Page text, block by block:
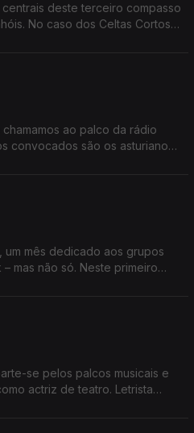
deste terceiro compasso
No caso dos Celtas Cortos,
ao palco da rádio
convocados são os asturianos
um mês dedicado aos grupos
mas não só. Neste primeiro
se pelos palcos musicais e
actriz de teatro. Letrista